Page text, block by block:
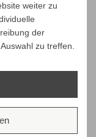
weiter zu
der
zu treffen.